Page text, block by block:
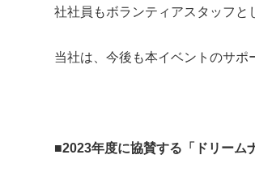
社社員もボランティアスタッフと
当社は、今後も本イベントのサポ
■2023年度に協賛する「ドリーム